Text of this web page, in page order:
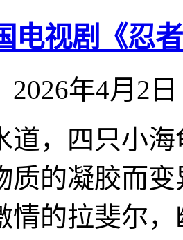
电视剧《忍
年4月2日
道，四只小
质的凝胶而
情的拉斐尔